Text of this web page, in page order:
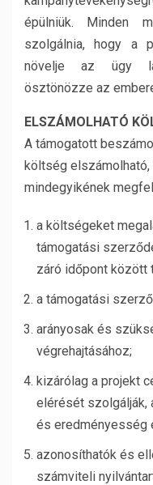
épülniük. Minden
szolgálnia, hogy a
növelje az ügy
ösztönözze az
ELSZÁMOLHATÓ
A támogatott
költség
mindegyikének
a költségeket
támogatási
záró időpont között
a támogatási
arányosak és
végrehajtásához;
kizárólag a projekt
elérését szolgálják,
és eredményesség
azonosíthatók és
számviteli